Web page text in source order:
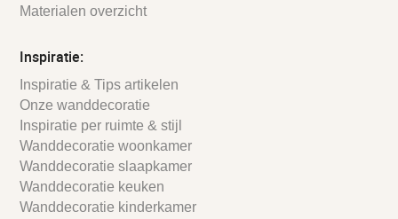
Materialen overzicht
Inspiratie:
Inspiratie & Tips artikelen
Onze wanddecoratie
Inspiratie per ruimte & stijl
Wanddecoratie woonkamer
Wanddecoratie slaapkamer
Wanddecoratie keuken
Wanddecoratie kinderkamer